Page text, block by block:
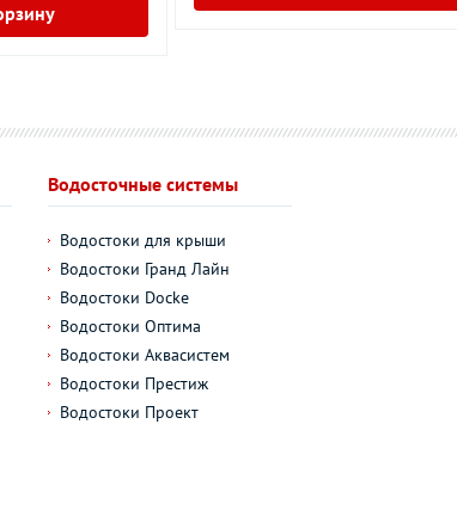
Водосточные системы
Водостоки для крыши
Водостоки Гранд Лайн
Водостоки Docke
Водостоки Оптима
Водостоки Аквасистем
Водостоки Престиж
Водостоки Проект